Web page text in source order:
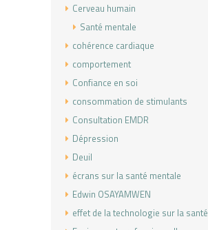
Cerveau humain
Santé mentale
cohérence cardiaque
comportement
Confiance en soi
consommation de stimulants
Consultation EMDR
Dépression
Deuil
écrans sur la santé mentale
Edwin OSAYAMWEN
effet de la technologie sur la santé